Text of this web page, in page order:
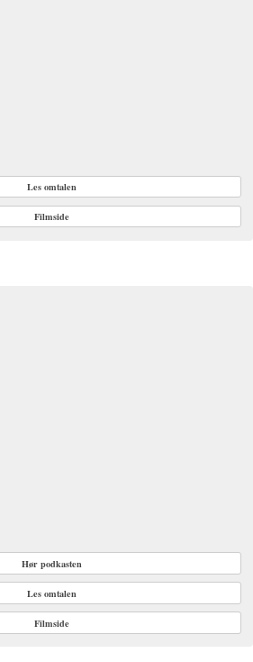
Les omtalen
Filmside
Hør podkasten
Les omtalen
Filmside